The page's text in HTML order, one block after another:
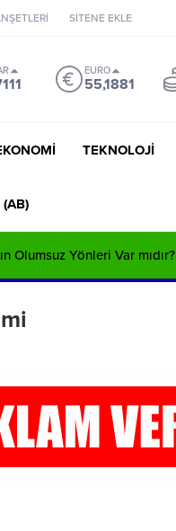
SİTENE EKLE
EURO
55,1881
TEKNOLOJİ
(AB)
Olumsuz Yönleri Var mıdır?